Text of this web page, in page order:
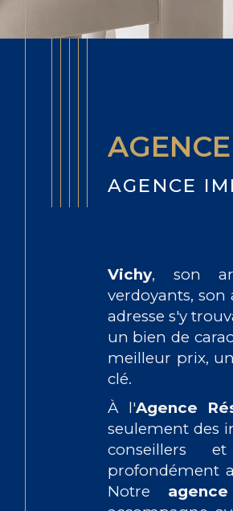
AGENCE
Vichy, son
verdoyants, son
adresse s'y
un bien de
meilleur prix,
clé.
À l'Agence
seulement des
conseillers
profondément
Notre